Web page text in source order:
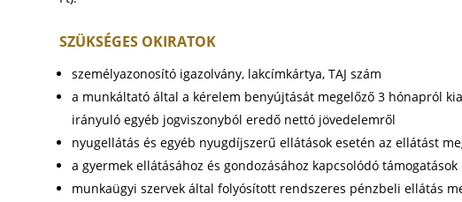
SZÜKSÉGES OKIRATOK
személyazonosító igazolvány, lakcímkártya, TAJ szám
a munkáltató által a kérelem benyújtását megelőző 3 hónapról
irányuló egyéb jogviszonyból eredő nettó jövedelemről
nyugellátás és egyéb nyugdíjszerű ellátások esetén az ellátást
a gyermek ellátásához és gondozásához kapcsolódó
munkaügyi szervek által folyósított rendszeres pénzbeli ellátás